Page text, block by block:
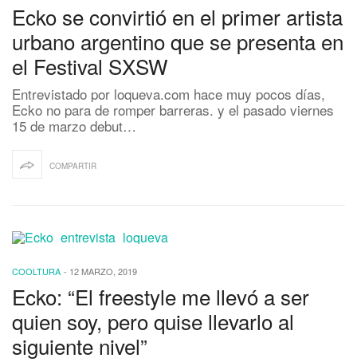
Ecko se convirtió en el primer artista
urbano argentino que se presenta en
el Festival SXSW
Entrevistado por loqueva.com hace muy pocos días,
Ecko no para de romper barreras. y el pasado viernes
15 de marzo debut…
COMPARTIR
COOLTURA - 12 MARZO, 2019
Ecko: “El freestyle me llevó a ser
quien soy, pero quise llevarlo al
siguiente nivel”